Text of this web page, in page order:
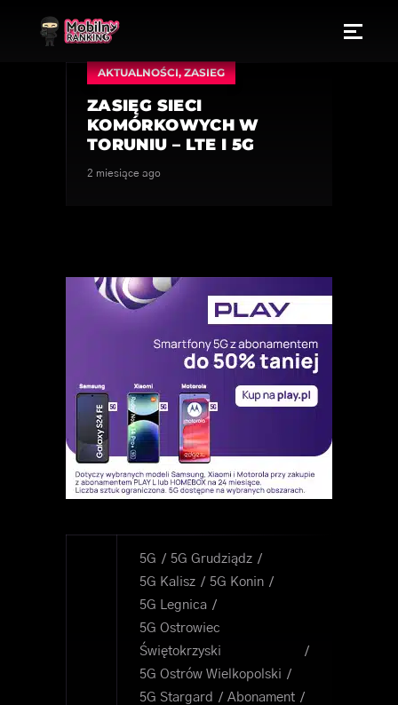
AKTUALNOŚCI,ZASIEG
ZASIĘG SIECI
KOMÓRKOWYCH W
TORUNIU – LTE I 5G
2 miesiące ago
5G
5G Grudziądz
5G Kalisz
5G Konin
5G Legnica
5G Ostrowiec
Świętokrzyski
5G Ostrów Wielkopolski
5G Stargard
Abonament